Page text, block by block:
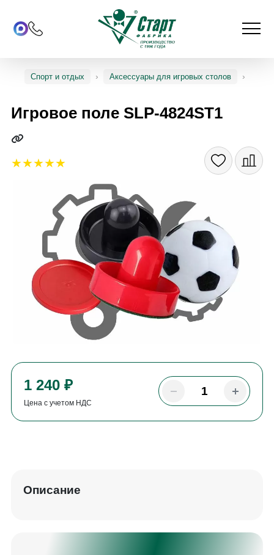
Спорт и отдых Аксессуары для игровых столов
Игровое поле SLP-4824ST1
1 240 ₽
Цена с учетом НДС
Описание